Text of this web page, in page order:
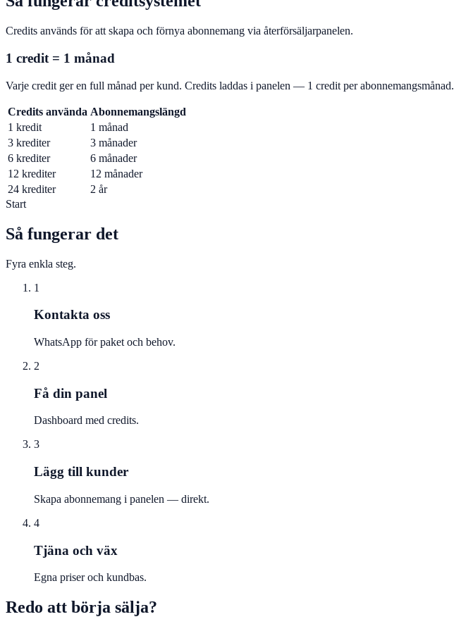
Credits används för att skapa och förnya abonnemang via återförsäljarpanelen.
1 credit = 1 månad
Varje credit ger en full månad per kund. Credits laddas i panelen — 1 credit per abonnemangsmånad.
Credits använda Abonnemangslängd
1 kredit
1 månad
3 krediter
3 månader
6 krediter
6 månader
12 krediter
12 månader
24 krediter
2 år
Start
Så fungerar det
Fyra enkla steg.
1
Kontakta oss
WhatsApp för paket och behov.
2
Få din panel
Dashboard med credits.
3
Lägg till kunder
Skapa abonnemang i panelen — direkt.
4
Tjäna och väx
Egna priser och kundbas.
Redo att börja sälja?